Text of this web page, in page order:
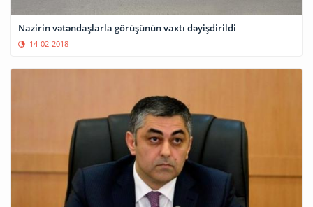
Nazirin vətəndaşlarla görüşünün vaxtı dəyişdirildi
14-02-2018